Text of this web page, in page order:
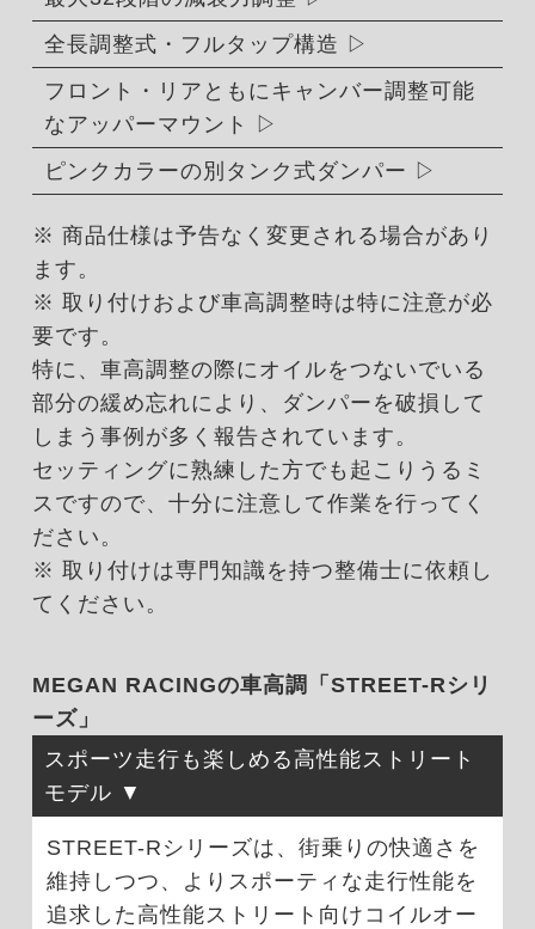
全長調整式・フルタップ構造
フロント・リアともにキャンバー調整可能
なアッパーマウント
ピンクカラーの別タンク式ダンパー
※ 商品仕様は予告なく変更される場合があり
ます。
※ 取り付けおよび車高調整時は特に注意が必
要です。
特に、車高調整の際にオイルをつないでいる
部分の緩め忘れにより、ダンパーを破損して
しまう事例が多く報告されています。
セッティングに熟練した方でも起こりうるミ
スですので、十分に注意して作業を行ってく
ださい。
※ 取り付けは専門知識を持つ整備士に依頼し
てください。
MEGAN RACINGの車高調「STREET-Rシリ
ーズ」
スポーツ走行も楽しめる高性能ストリート
モデル
STREET-Rシリーズは、街乗りの快適さを
維持しつつ、よりスポーティな走行性能を
追求した高性能ストリート向けコイルオー